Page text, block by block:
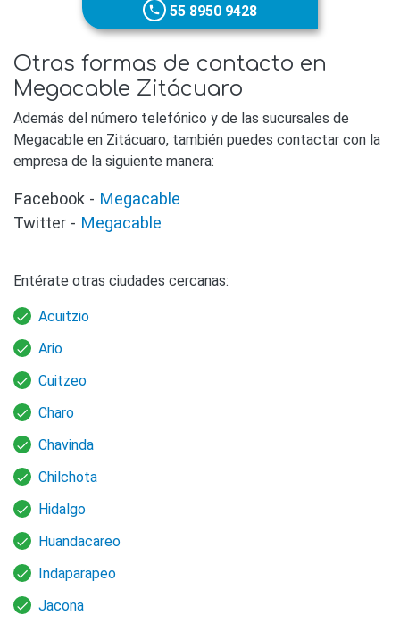
phone 55 8950 9428
Otras formas de contacto en
Megacable Zitácuaro
Además del número telefónico y de las sucursales de
Megacable en Zitácuaro, también puedes contactar con la
empresa de la siguiente manera:
Facebook - Megacable
Twitter - Megacable
Entérate otras ciudades cercanas:
Acuitzio
Ario
Cuitzeo
Charo
Chavinda
Chilchota
Hidalgo
Huandacareo
Indaparapeo
Jacona